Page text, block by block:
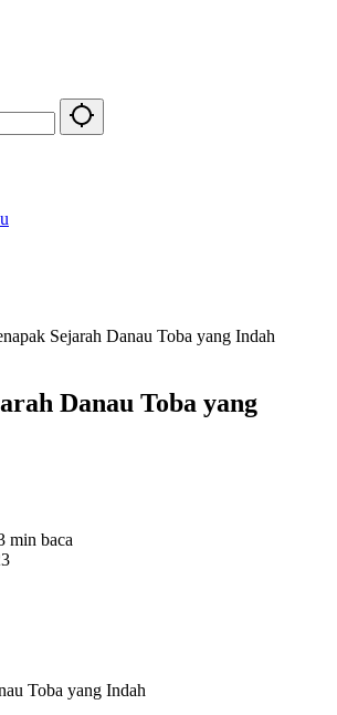
Sejarah Danau Toba yang Indah
Danau Toba yang
min baca
Toba yang Indah